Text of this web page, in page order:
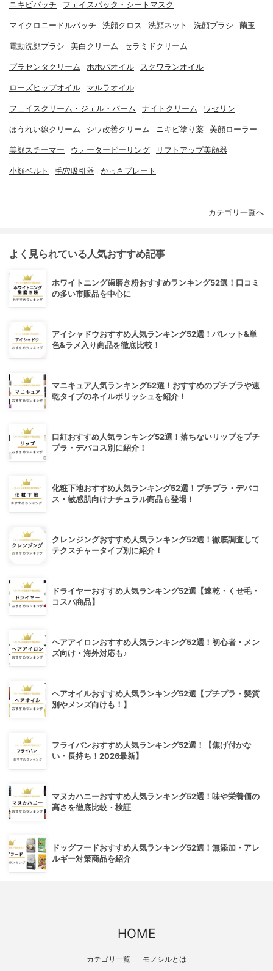
ニキビパッチ フェイスパック・シートマスク
マイクロニードルパッチ 洗顔クロス 洗顔ネット 洗顔ブラシ 繭玉
電動洗顔ブラシ 美白クリーム セラミドクリーム
プラセンタクリーム ホホバオイル スクワランオイル
ローズヒップオイル マルラオイル
フェイスクリーム・ジェル・バーム ナイトクリーム ワセリン
ほうれい線クリーム シワ改善クリーム ニキビ塗り薬 美顔ローラー
美顔スチーマー ウォーターピーリング リフトアップ美顔器
小顔ベルト 毛穴吸引器 かっさプレート
カテゴリ一覧へ
よく見られている人気おすすめ記事
ホワイトニング歯磨き粉おすすめランキング52選！口コミ
の多い市販品を中心に
アイシャドウおすすめ人気ランキング52選！パレット&単
色&ラメ入り商品を徹底比較！
マニキュア人気ランキング52選！おすすめのプチプラや速
乾タイプのネイルポリッシュを紹介！
口紅おすすめ人気ランキング52選！落ちないリップをプチ
プラ・デパコス別に紹介！
化粧下地おすすめ人気ランキング52選！プチプラ・デパコ
ス・敏感肌向けナチュラル商品も登場！
クレンジングおすすめ人気ランキング52選！徹底調査して
テクスチャータイプ別に紹介！
ドライヤーおすすめ人気ランキング52選【速乾・くせ毛・
コスパ商品】
ヘアアイロンおすすめ人気ランキング52選！初心者・メン
ズ向け・海外対応も♪
ヘアオイルおすすめ人気ランキング52選【プチプラ・髪質
別やメンズ向けも！】
フライパンおすすめ人気ランキング52選！【焦げ付かな
い・長持ち！2026最新】
マヌカハニーおすすめ人気ランキング52選！味や栄養価の
高さを徹底比較・検証
ドッグフードおすすめ人気ランキング52選！無添加・アレ
ルギー対策商品を紹介
HOME
カテゴリ一覧 モノシルとは